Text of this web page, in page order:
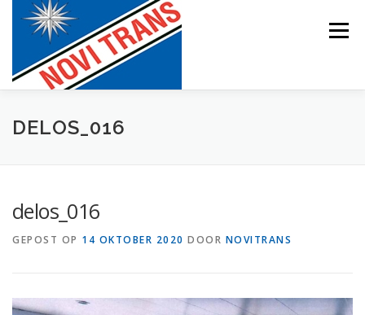
Menu
BEVRACHTING
DELOS_016
delos_016
GEPOST OP 14 OKTOBER 2020 DOOR NOVITRANS